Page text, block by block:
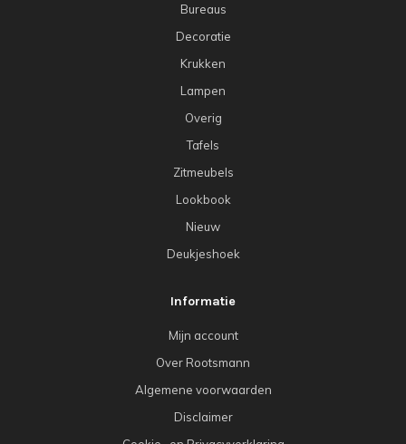
Bureaus
Decoratie
Krukken
Lampen
Overig
Tafels
Zitmeubels
Lookbook
Nieuw
Deukjeshoek
Informatie
Mijn account
Over Rootsmann
Algemene voorwaarden
Disclaimer